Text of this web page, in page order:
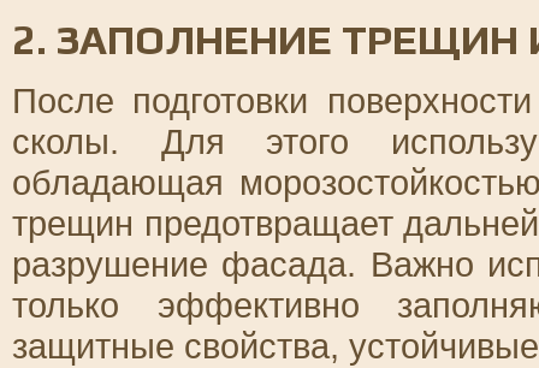
2. ЗАПОЛНЕНИЕ
После подготовки
сколы. Для этого
обладающая
трещин предотвращает
разрушение фасада. Важно
только эффективно
защитные свойства,